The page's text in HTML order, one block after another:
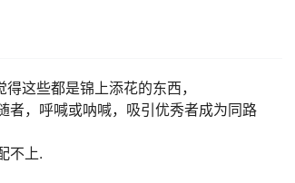
这些都是锦上添花的东西，
者，呼喊或呐喊，吸引优秀者成为同路
不上.